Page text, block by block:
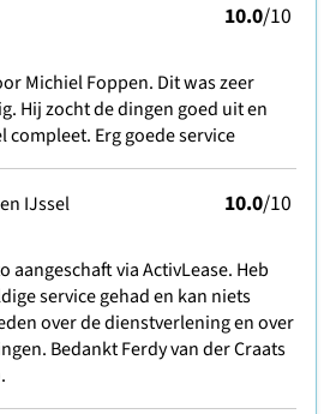
10.0/10
Michiel Foppen. Dit was zeer
Hij zocht de dingen goed uit en
Erg goede service
IJssel 10.0/10
aangeschaft via ActivLease. Heb
service gehad en kan niets
over de dienstverlening en over
Bedankt Ferdy van der Craats